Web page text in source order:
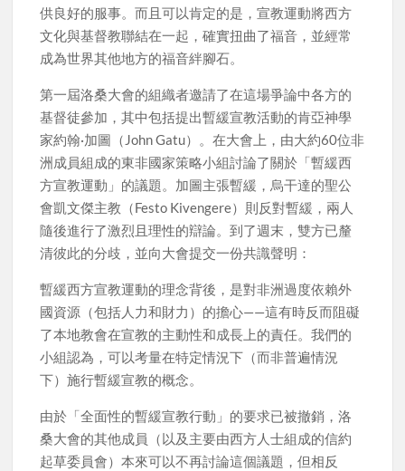
供良好的服事。而且可以肯定的是，宣教運動將西方
文化與基督教聯結在一起，確實扭曲了福音，並經常
成為世界其他地方的福音絆腳石。
第一屆洛桑大會的組織者邀請了在這場爭論中各方的
基督徒參加，其中包括提出暫緩宣教活動的肯亞神學
家約翰·加圖（John Gatu）。在大會上，由大約60位非
洲成員組成的東非國家策略小組討論了關於「暫緩西
方宣教運動」的議題。加圖主張暫緩，烏干達的聖公
會凱文傑主教（Festo Kivengere）則反對暫緩，兩人
隨後進行了激烈且理性的辯論。到了週末，雙方已釐
清彼此的分歧，並向大會提交一份共識聲明：
暫緩西方宣教運動的理念背後，是對非洲過度依賴外
國資源（包括人力和財力）的擔心——這有時反而阻礙
了本地教會在宣教的主動性和成長上的責任。我們的
小組認為，可以考量在特定情況下（而非普遍情況
下）施行暫緩宣教的概念。
由於「全面性的暫緩宣教行動」的要求已被撤銷，洛
桑大會的其他成員（以及主要由西方人士組成的信約
起草委員會）本來可以不再討論這個議題，但相反